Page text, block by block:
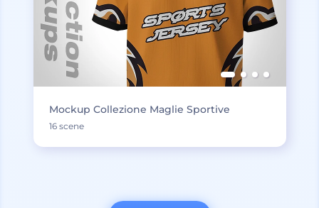
Mockup Collezione Maglie Sportive
16 scene